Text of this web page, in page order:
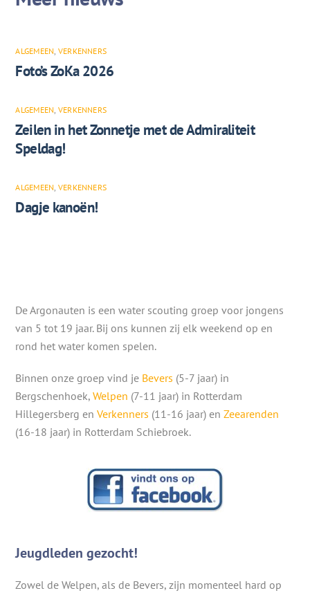
ALGEMEEN VERKENNERS
Foto’s ZoKa 2026
ALGEMEEN VERKENNERS
Zeilen in het Zonnetje met de Admiraliteit
Speldag!
ALGEMEEN VERKENNERS
Dagje kanoën!
De Argonauten is een water scouting groep voor jongens
van 5 tot 19 jaar. Bij ons kunnen zij elk weekend op en
rond het water komen spelen.
Binnen onze groep vind je Bevers (5-7 jaar) in
Bergschenhoek,Welpen (7-11 jaar) in Rotterdam
Hillegersberg enVerkenners (11-16 jaar) enZeearenden
(16-18 jaar) in Rotterdam Schiebroek.
Jeugdleden gezocht!
Zowel de Welpen, als de Bevers, zijn momenteel hard op